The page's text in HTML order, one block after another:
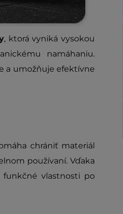
, ktorá vyniká vysokou
namáhaniu.
a umožňuje efektívne
chrániť materiál
používaní. Vďaka
funkčné vlastnosti po